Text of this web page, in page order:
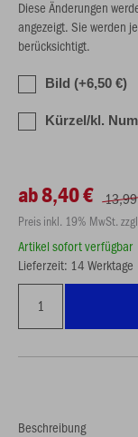
Diese Änderungen
angezeigt. Sie werden
berücksichtigt.
Bild (+6,50 €)
Kürzel/kl.
ab 8,40 €
Preis inkl. 19% MwSt.
Artikel sofort verfügbar
Lieferzeit: 14 Werktage
Beschreibung